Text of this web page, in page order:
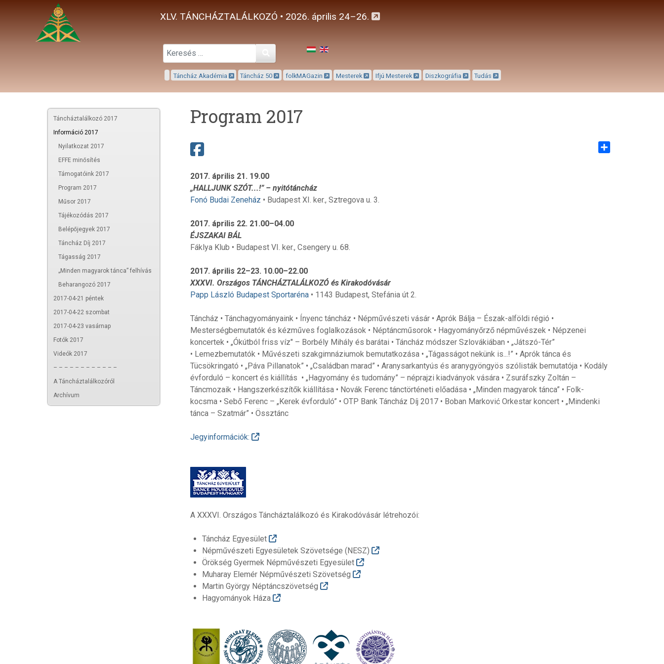
XLV. TÁNCHÁZTALÁLKOZÓ • 2026. április 24–26.
Keresés
Táncház Akadémia Táncház 50 folkMAGazin Mesterek Ifjú Mesterek Diszkográfia Tudás
Táncháztalálkozó 2017
Információ 2017
Nyilatkozat 2017
EFFE minősítés
Támogatóink 2017
Program 2017
Műsor 2017
Tájékozódás 2017
Belépőjegyek 2017
Táncház Díj 2017
Tágasság 2017
„Minden magyarok tánca” felhívás
Beharangozó 2017
2017-04-21 péntek
2017-04-22 szombat
2017-04-23 vasárnap
Fotók 2017
Videók 2017
– – – – – – – – – – – –
A Táncháztalálkozóról
Archívum
Program 2017
2017. április 21. 19.00
„HALLJUNK SZÓT...!” – nyitótáncház
Fonó Budai Zeneház • Budapest XI. ker., Sztregova u. 3.
2017. április 22. 21.00–04.00
ÉJSZAKAI BÁL
Fáklya Klub • Budapest VI. ker., Csengery u. 68.
2017. április 22–23. 10.00–22.00
XXXVI. Országos TÁNCHÁZTALÁLKOZÓ és Kirakodóvásár
Papp László Budapest Sportaréna • 1143 Budapest, Stefánia út 2.
Táncház • Tánchagyományaink • Ínyenc táncház • Népművészeti vásár • Aprók Bálja – Észak-alföldi régió •
Mesterségbemutatók és kézműves foglalkozások • Néptáncműsorok • Hagyományőrző népművészek • Népzenei
koncertek • „Ókútból friss víz" – Borbély Mihály és barátai • Táncház módszer Szlovákiában • „Játszó-Tér”
• Lemezbemutatók • Művészeti szakgimnáziumok bemutatkozása • „Tágasságot nekünk is...!” • Aprók tánca és
Tücsökringató • „Páva Pillanatok” • „Családban marad” • Aranysarkantyús és aranygyöngyös szólisták bemutatója • Kodály
évforduló – koncert és kiállítás • „Hagyomány és tudomány” – néprajzi kiadványok vására • Zsuráfszky Zoltán –
Táncmozaik • Hangszerkészítők kiállítása • Novák Ferenc tánctörténeti előadása • „Minden magyarok tánca” • Folk-
kocsma • Sebő Ferenc – „Kerek évforduló” • OTP Bank Táncház Díj 2017 • Boban Marković Orkestar koncert • „Mindenki
tánca – Szatmár” • Össztánc
Jegyinformációk:
A XXXVI. Országos Táncháztalálkozó és Kirakodóvásár létrehozói:
Táncház Egyesület
Népművészeti Egyesületek Szövetsége (NESZ)
Örökség Gyermek Népművészeti Egyesület
Muharay Elemér Népművészeti Szövetség
Martin György Néptáncszövetség
Hagyományok Háza